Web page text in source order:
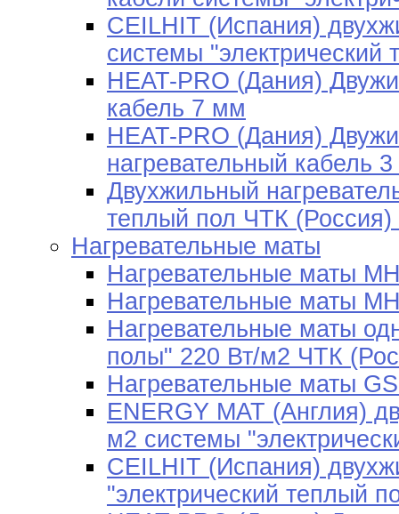
CEILHIT (Испания)
системы "электрический
HEAT-PRO (Дания)
кабель 7 мм
HEAT-PRO (Дания)
нагревательный кабель
Двухжильный
теплый пол ЧТК
Нагревательные маты
Нагревательные маты
Нагревательные маты
Нагревательные маты
полы" 220 Вт/м2 ЧТК
Нагревательные маты
ENERGY MAT (Англия)
м2 системы
CEILHIT (Испания)
"электрический теплый